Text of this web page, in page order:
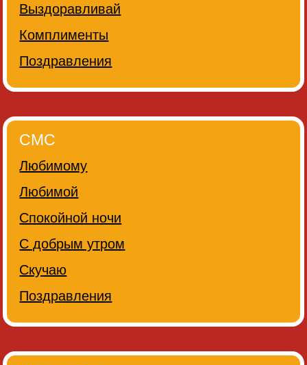
Выздоравливай
Комплименты
Поздравления
СМС
Любимому
Любимой
Спокойной ночи
С добрым утром
Скучаю
Поздравления